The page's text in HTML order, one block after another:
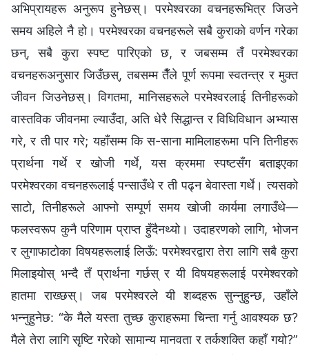
अभिप्रायहरू अनुरूप हुनेछस्। परमेश्‍वरका वचनहरूभित्र जिउने
समय अहिले नै हो। परमेश्‍वरका वचनहरूले सबै कुराको वर्णन गरेका
छन्, सबै कुरा स्पष्ट पारिएको छ, र जबसम्म तँ परमेश्‍वरका
वचनहरूअनुसार जिउँछस्, तबसम्म तैँले पूर्ण रूपमा स्वतन्त्र र मुक्त
जीवन जिउनेछस्। विगतमा, मानिसहरूले परमेश्‍वरलाई तिनीहरूको
वास्तविक जीवनमा ल्याउँदा, अति धेरै सिद्धान्त र विधिविधान अभ्यास
गरे, र ती पार गरे; यहाँसम्म कि स-साना मामिलाहरूमा पनि तिनीहरू
प्रार्थना गर्थे र खोजी गर्थे, यस क्रममा स्पष्टसँग बताइएका
परमेश्‍वरका वचनहरूलाई पन्साउँथे र ती पढ्न बेवास्ता गर्थे। त्यसको
साटो, तिनीहरूले आफ्नो सम्पूर्ण समय खोजी कार्यमा लगाउँथे—
फलस्वरूप कुनै परिणाम प्राप्त हुँदैनथ्यो। उदाहरणको लागि, भोजन
र लुगाफाटोका विषयहरूलाई लिऊँ: परमेश्‍वरद्वारा तेरा लागि सबै कुरा
मिलाइयोस् भन्दै तँ प्रार्थना गर्छस् र यी विषयहरूलाई परमेश्‍वरको
हातमा राख्छस्। जब परमेश्‍वरले यी शब्दहरू सुन्नुहुन्छ, उहाँले
भन्नुहुनेछ: “के मैले यस्ता तुच्छ कुराहरूमा चिन्ता गर्नु आवश्यक छ?
मैले तेरा लागि सृष्टि गरेको सामान्य मानवता र तर्कशक्ति कहाँ गयो?”